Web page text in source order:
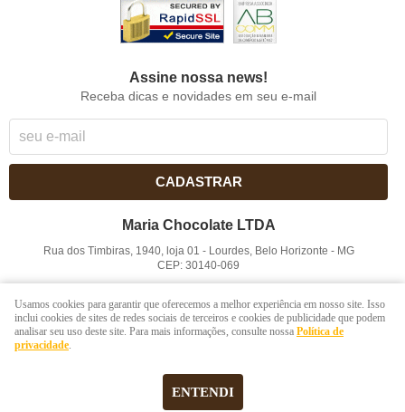
Assine nossa news!
Receba dicas e novidades em seu e-mail
CADASTRAR
Maria Chocolate LTDA
Rua dos Timbiras, 1940, loja 01 - Lourdes, Belo Horizonte - MG
CEP: 30140-069
LOJA VIRTUAL CRIADA POR
Usamos cookies para garantir que oferecemos a melhor experiência em nosso site. Isso
inclui cookies de sites de redes sociais de terceiros e cookies de publicidade que podem
analisar seu uso deste site. Para mais informações, consulte nossa Política de
privacidade.
ENTENDI